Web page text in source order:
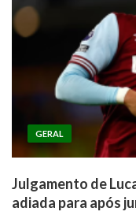
GERAL
Julgamento de
adiada para após